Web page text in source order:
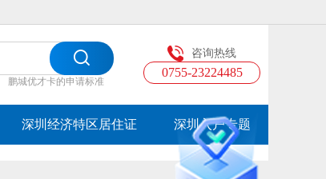
鹏城优才卡的申请标准
咨询热线
0755-23224485
深圳经济特区居住证 深圳入户专题